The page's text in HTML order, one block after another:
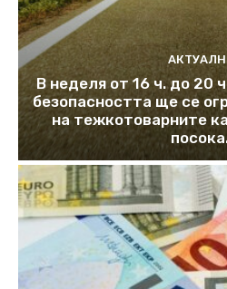
В неделя от 16 ч. до 20
безопасността ще се
на тежкотоварните